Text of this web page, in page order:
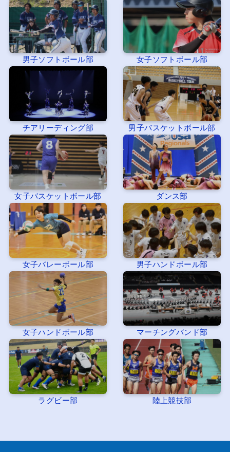
男子ソフトボール部 女子ソフトボール部
チアリーディング部 男子バスケットボール部
女子バスケットボール部 ダンス部
女子バレーボール部 男子ハンドボール部
女子ハンドボール部 マーチングバンド部
ラグビー部 陸上競技部